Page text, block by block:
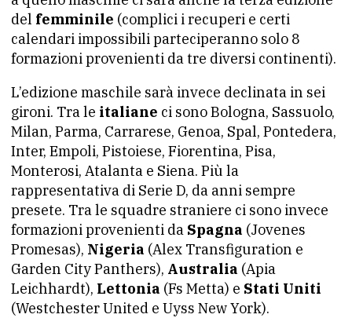
del femminile (complici i recuperi e certi
calendari impossibili parteciperanno solo 8
formazioni provenienti da tre diversi continenti).
L’edizione maschile sarà invece declinata in sei
gironi. Tra le italiane ci sono Bologna, Sassuolo,
Milan, Parma, Carrarese, Genoa, Spal, Pontedera,
Inter, Empoli, Pistoiese, Fiorentina, Pisa,
Monterosi, Atalanta e Siena. Più la
rappresentativa di Serie D, da anni sempre
presete. Tra le squadre straniere ci sono invece
formazioni provenienti da Spagna (Jovenes
Promesas), Nigeria (Alex Transfiguration e
Garden City Panthers), Australia (Apia
Leichhardt), Lettonia (Fs Metta) e Stati Uniti
(Westchester United e Uyss New York).